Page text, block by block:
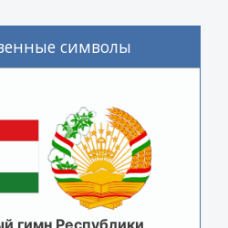
символы
гимн Республики